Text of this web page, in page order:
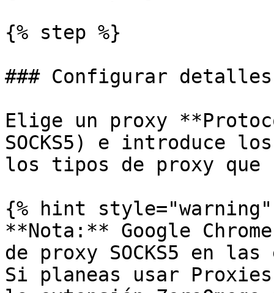
{% step %}
### Configurar
Elige un proxy
SOCKS5) e introduce
los tipos de proxy que
{% hint style="warning"
**Nota:** Google
de proxy SOCKS5 en
Si planeas usar Proxies